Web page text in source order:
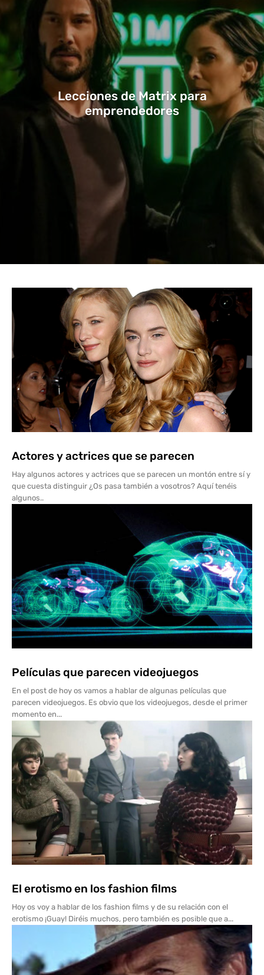
Lecciones de Matrix para
emprendedores
Actores y actrices que se parecen
Hay algunos actores y actrices que se parecen un montón entre sí y
que cuesta distinguir ¿Os pasa también a vosotros? Aquí tenéis
algunos..
Películas que parecen videojuegos
En el post de hoy os vamos a hablar de algunas películas que
parecen videojuegos. Es obvio que los videojuegos, desde el primer
momento en...
El erotismo en los fashion films
Hoy os voy a hablar de los fashion films y de su relación con el
erotismo ¡Guay! Diréis muchos, pero también es posible que a...